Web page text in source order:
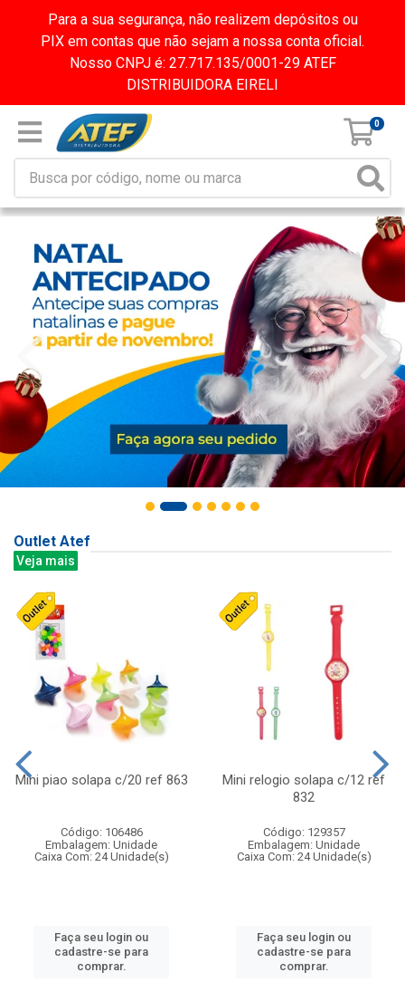
Para a sua segurança, não realizem depósitos ou
PIX em contas que não sejam a nossa conta oficial.
Nosso CNPJ é: 27.717.135/0001-29 ATEF
DISTRIBUIDORA EIRELI
0
Outlet Atef
Veja mais
Mini piao solapa c/20 ref 863
Código: 106486
Embalagem: Unidade
Caixa Com: 24 Unidade(s)
Faça seu login ou
cadastre-se para
comprar.
Mini relogio solapa c/12 ref
832
Código: 129357
Embalagem: Unidade
Caixa Com: 24 Unidade(s)
Faça seu login ou
cadastre-se para
comprar.